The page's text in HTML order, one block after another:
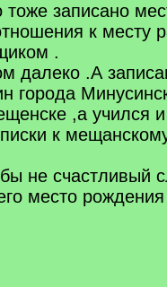
тоже записано
к месту
.
далеко .А
города
,а учился
к
не счастливый
место рождения